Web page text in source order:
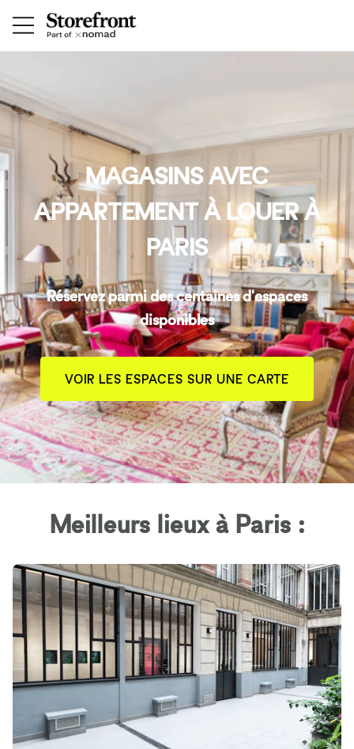
MAGASINS AVEC
APPARTEMENT À LOUER À
PARIS
Réservez parmi des centaines d'espaces
disponibles
VOIR LES ESPACES SUR UNE CARTE
Meilleurs lieux à Paris :